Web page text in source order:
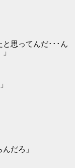
思ってんだ･･･ん
だろ」